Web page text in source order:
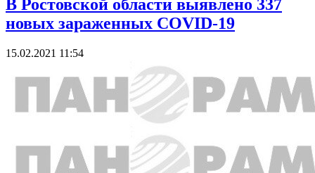
В Ростовской области выявлено 337
новых зараженных COVID-19
15.02.2021 11:54